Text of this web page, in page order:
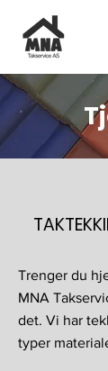
Trenger du
MNA
det. Vi har
typer